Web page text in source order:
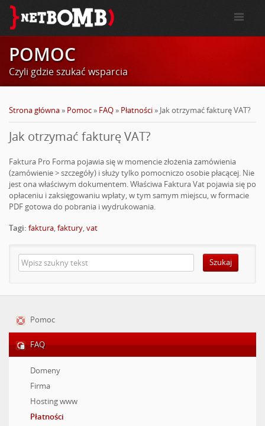
POMOC
Czyli gdzie szukać wsparcia
Strona główna» Pomoc» FAQ» Płatności» Jak otrzymać fakturę VAT?
Jak otrzymać fakturę VAT?
Faktura Pro Forma pojawia się w momencie złożenia zamówienia
(zamówienie > szczegóły) i służy tylko pomocniczo osobie płacącej. Nie
jest ona właściwym dokumentem. Właściwa Faktura Vat pojawia się po
opłaceniu i zaksięgowaniu wpłaty, w tym samym miejscu, w formacie
PDF gotowa do pobrania i wydrukowania.
Tagi: faktura,faktury,vat
Szukaj
Pomoc
FAQ
Domeny
Firma
Hosting www
Płatności